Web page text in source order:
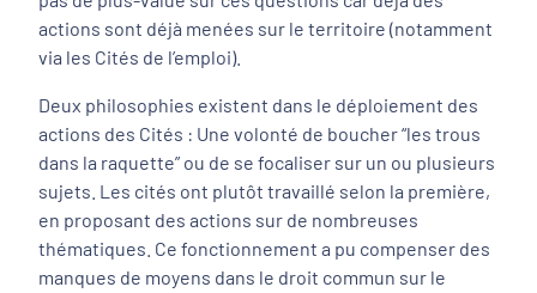
actions sont déjà menées sur le territoire (notamment
via les Cités de l’emploi).
Deux philosophies existent dans le déploiement des
actions des Cités : Une volonté de boucher “les trous
dans la raquette” ou de se focaliser sur un ou plusieurs
sujets. Les cités ont plutôt travaillé selon la première,
en proposant des actions sur de nombreuses
thématiques. Ce fonctionnement a pu compenser des
manques de moyens dans le droit commun sur le